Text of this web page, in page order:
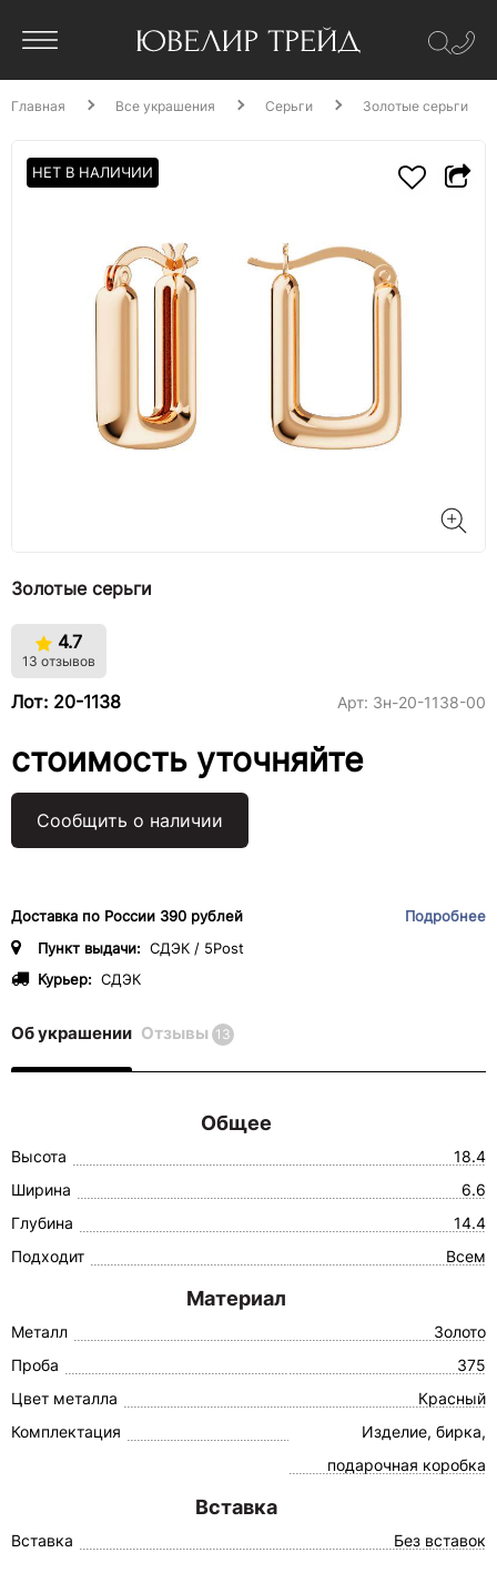
Главная Все украшения Серьги Золотые серьги
НЕТ В НАЛИЧИИ
Золотые серьги
4.7
13 отзывов
Лот: 20-1138 Арт: 3н-20-1138-00
стоимость уточняйте
Сообщить о наличии
Доставка по России 390 рублей
Подробнее
Пункт выдачи: СДЭК / 5Post
Курьер: СДЭК
Об украшении Отзывы 13
Общее
Высота
18.4
Ширина
6.6
Глубина
14.4
Подходит
Всем
Материал
Металл
Золото
Проба
375
Цвет металла
Красный
Комплектация
Изделие, бирка,
подарочная коробка
Вставка
Вставка Без вставок